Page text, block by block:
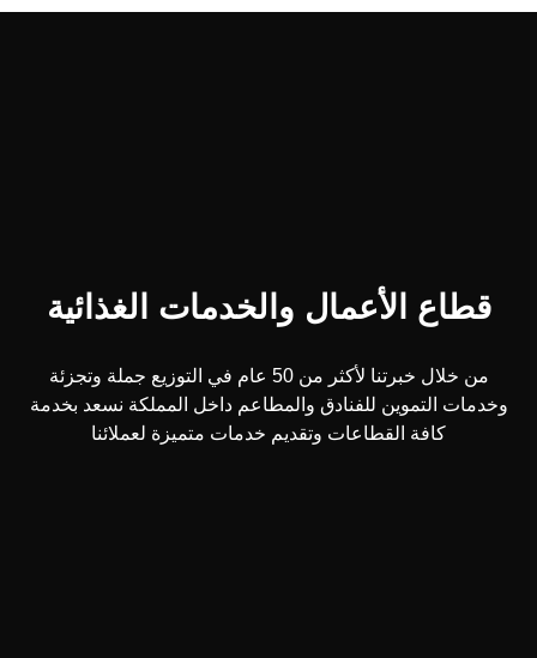
قطاع الأعمال والخدمات الغذائية
من خلال خبرتنا لأكثر من 50 عام في التوزيع جملة وتجزئة
وخدمات التموين للفنادق والمطاعم داخل المملكة نسعد بخدمة
كافة القطاعات وتقديم خدمات متميزة لعملائنا